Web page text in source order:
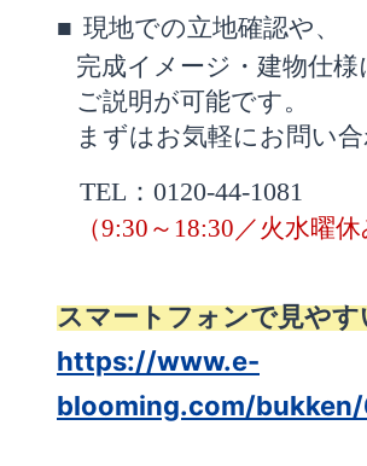
■ 現地での立地確認や、
完成イメージ・建物仕
ご説明が可能です。
まずはお気軽にお問い
TEL ： 0120-44-1081
（9:30 ～ 18:30／火水曜
スマートフォンで見や
https://www.e-
blooming.com/